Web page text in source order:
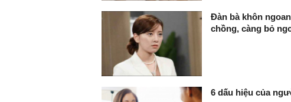
Đàn bà khôn
chồng, càng bỏ
6 dấu hiệu của